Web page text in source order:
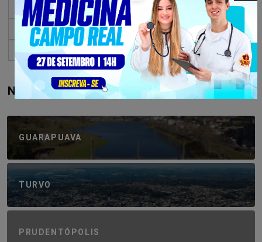
« Primeiro « ... 10 30
2.118
2.119
2.120 2.121 2.122 ...
2.130
2.140
2.150 Último »
NAVEGUE PELA REGIÃO
GUARAPUAVA
TURVO
PRUDENTÓPOLIS